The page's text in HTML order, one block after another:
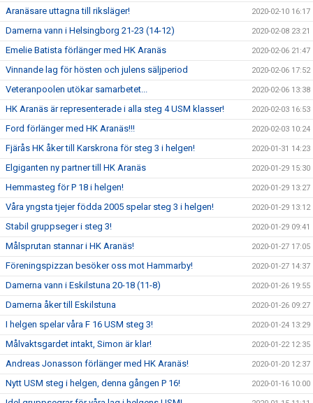
Aranäsare uttagna till riksläger! 2020-02-10 16:17
Damerna vann i Helsingborg 21-23 (14-12) 2020-02-08 23:21
Emelie Batista förlänger med HK Aranäs 2020-02-06 21:47
Vinnande lag för hösten och julens säljperiod 2020-02-06 17:52
Veteranpoolen utökar samarbetet... 2020-02-06 13:38
HK Aranäs är representerade i alla steg 4 USM klasser! 2020-02-03 16:53
Ford förlänger med HK Aranäs!!! 2020-02-03 10:24
Fjärås HK åker till Karskrona för steg 3 i helgen! 2020-01-31 14:23
Elgiganten ny partner till HK Aranäs 2020-01-29 15:30
Hemmasteg för P 18 i helgen! 2020-01-29 13:27
Våra yngsta tjejer födda 2005 spelar steg 3 i helgen! 2020-01-29 13:12
Stabil gruppseger i steg 3! 2020-01-29 09:41
Målsprutan stannar i HK Aranäs! 2020-01-27 17:05
Föreningspizzan besöker oss mot Hammarby! 2020-01-27 14:37
Damerna vann i Eskilstuna 20-18 (11-8) 2020-01-26 19:55
Damerna åker till Eskilstuna 2020-01-26 09:27
I helgen spelar våra F 16 USM steg 3! 2020-01-24 13:29
Målvaktsgardet intakt, Simon är klar! 2020-01-22 12:35
Andreas Jonasson förlänger med HK Aranäs! 2020-01-20 12:37
Nytt USM steg i helgen, denna gången P 16! 2020-01-16 10:00